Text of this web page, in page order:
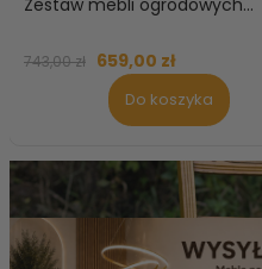
743,00 zł 659,00 zł
Do koszyka